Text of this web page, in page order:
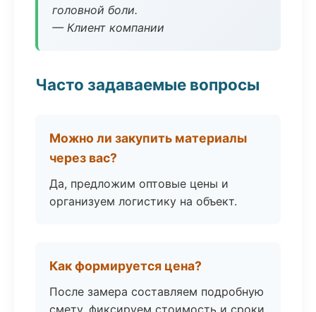
головной боли.
— Клиент компании
Часто задаваемые вопросы
Можно ли закупить материалы
через вас?
Да, предложим оптовые цены и
организуем логистику на объект.
Как формируется цена?
После замера составляем подробную
смету, фиксируем стоимость и сроки